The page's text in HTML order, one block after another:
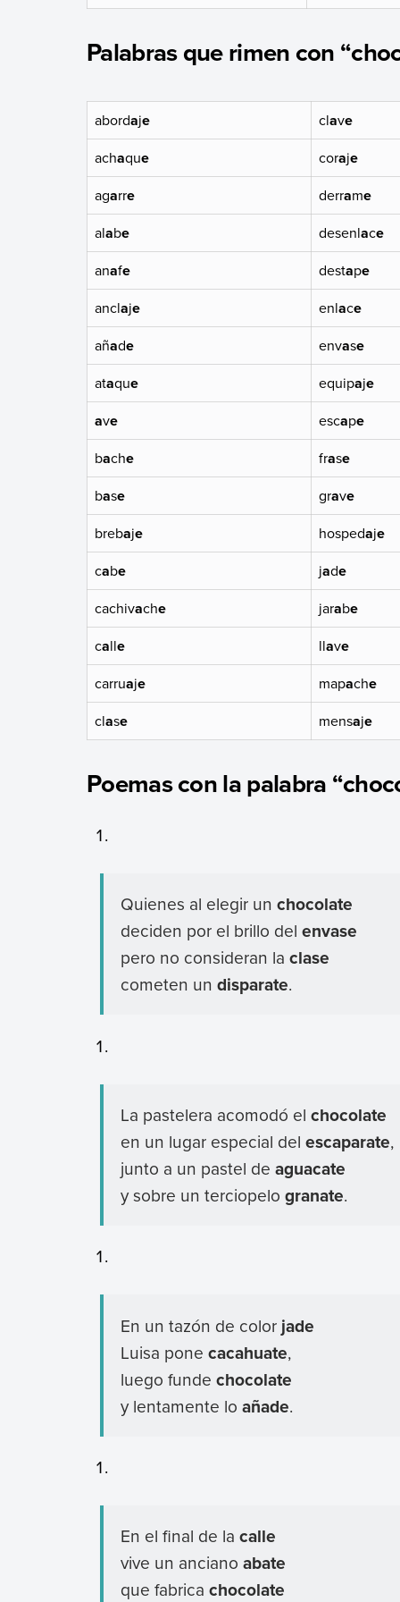
Palabras que rimen con
abordaje clave
achaque coraje
agarre derrame
alabe desenlace
anafe destape
anclaje enlace
añade envase
ataque equipaje
ave escape
bache frase
base grave
brebaje hospedaje
cabe jade
cachivache jarabe
calle llave
carruaje mapache
clase mensaje
Poemas con la palabra
Quienes al elegir unchocolate
deciden por el brillo delenvase
pero no consideran laclase
cometen undisparate.
La pastelera acomodó elchocolate
en un lugar especial delescaparate,
junto a un pastel deaguacate
y sobre un terciopelogranate.
En un tazón de color jade
Luisa ponecacahuate,
luego fundechocolate
y lentamente loañade.
En el final de lacalle
vive un ancianoabate
que fabricachocolate